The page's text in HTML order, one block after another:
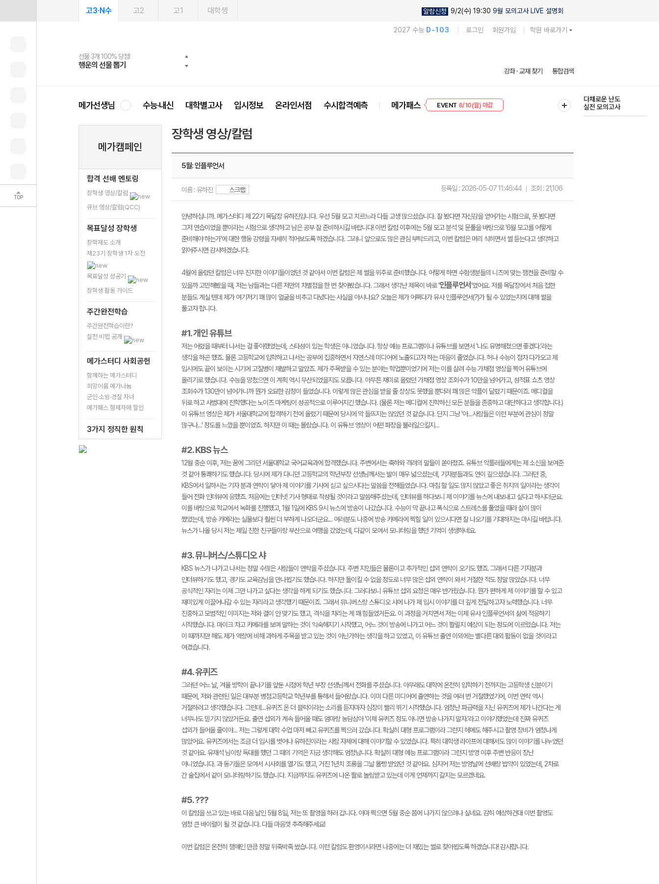
TOP
고3·N수 고2 고1 대학생 알람신청 9/2(수) 19:30 9월 모의고사 LIVE 설명회
2027 수능 D-103 로그인 회원가입 학원 바로가기
메가스터디
선물 3개 100% 당첨!
행운의 선물 뽑기
선물 100% 증정!
메가스터디 X 올리브
여름방학 스터디 캐시백
메가런 썸머스쿨
2027 러셀 단과
강사 공개선발
스마트러닝앱
설문 EVENT
메가패스
3일 무료 체험권
메가패스 수강생 무료혜택!
메가클럽 멤버십
사회공헌 캠페인
희망이룸 메가나눔
강좌 · 교재 찾기 통합검색
메가선생님 수능·내신 대학별고사 입시정보 온라인서점 수시합격예측 메가패스
EVENT 8/10(월) 마감
다채로운 난도
실전 모의고사
메가캠페인
합격 선배 멘토링
장학생 영상/칼럼
큐브 영상/칼럼(QCC)
목표달성 장학생
장학제도 소개
제23기 장학생 1차 도전
목표달성 성공기
장학생 활동 가이드
주간완전학습
주간완전학습이란?
실천 비법 공개
메가스터디 사회공헌
함께하는 메가스터디
희망이룸 메가나눔
군인·소방·경찰 자녀
메가패스 형제자매 할인
3가지 정직한 원칙
장학생 영상/칼럼
5월: 인플루언서
이름 : 유하진 스크랩 등록일 : 2026-05-07 11:46:44 조회 : 21,106
안녕하십니까. 메가스터디 제 22기 목달장 유하진입니다. 우선 5월 모고 치르느라 다들 고생 많으셨습니다. 잘 봤다면 자신감을 얻어가는 시험으로, 못 봤다면
그저 연습이었을 뿐이라는 시험으로 생각하고 남은 공부 잘 준비하시길 바랍니다! 이번 칼럼 이후에는 5월 모고 분석 및 문풀을 바탕으로 '6월 모고를 어떻게
준비해야 하는가'에 대한 행동 강령을 자세히 적어보도록 하겠습니다. 그러니 앞으로도 많은 관심 부탁드리고, 이번 칼럼은 머리 식히면서 썰 듣는다고 생각하고
읽어주시면 감사하겠습니다.
4월에 올렸던 칼럼은 너무 진지한 이야기들이었던 것 같아서 이번 칼럼은 제 썰을 위주로 준비했습니다. 어떻게 하면 수험생분들의 니즈에 맞는 잼컨을 준비할 수
있을까 고민해봤을 때, 저는 남들과는 다른 저만의 차별점을 한 번 찾아봤습니다. 그래서 생각난 제목이 바로 '인플루언서'였어요. 저를 목달장에서 처음 접한
분들도 계실 텐데 제가 여기저기 꽤 많이 얼굴을 비추고 다녔다는 사실을 아시나요? 오늘은 제가 어쩌다가 유사 인플루언서(?)가 될 수 있었는지에 대해 썰을
풀고자 합니다.
#1. 개인 유튜브
저는 어렸을 때부터 나서는 걸 좋아했었는데, 스타성이 있는 학생은 아니었습니다. 항상 예능 프로그램이나 유튜브를 보면서 '나도 유명해졌으면 좋겠다.'라는
생각을 하곤 했죠. 물론 고등학교에 입학하고 나서는 공부에 집중하면서 자연스레 미디어에 노출되고자 하는 마음이 줄었습니다. 허나 수능이 점차 다가오고 제
입시에도 끝이 보이는 시기에 고질병이 재발하고 말았죠. 제가 주목받을 수 있는 분야는 학업뿐이었기에 저는 이를 살려 수능 가채점 영상을 찍어 유튜브에
올리기로 했습니다. 수능을 망쳤으면 이 계획 역시 무산되었을지도 모릅니다. 아무튼 재미로 올렸던 가채점 영상 조회수가 10만을 넘어가고, 성적표 쇼츠 영상
조회수가 130만이 넘어가니까 뭔가 오묘한 감정이 들었습니다. 이렇게 많은 관심을 받을 줄 상상도 못했을 뿐더러 꽤 많은 악플이 달렸기 때문이죠. 메디컬을
뒤로 하고 사범대에 진학했다는 노이즈 마케팅이 성공적으로 이루어지긴 했습니다. (물론 저는 메디컬에 진학하신 모든 분들을 존중하고 대단하다고 생각합니다.)
이 유튜브 영상은 제가 서울대학교에 합격하기 전에 올렸기 때문에 당시에 막 들뜨지는 않았던 것 같습니다. 단지 그냥 '아...사람들은 이런 부분에 관심이 정말
많구나...' 정도를 느꼈을 뿐이었죠. 하지만 이 때는 몰랐습니다. 이 유튜브 영상이 어떤 파장을 불러일으킬지...
#2. KBS 뉴스
12월 중순 이후, 저는 꿈에 그리던 서울대학교 국어교육과에 합격했습니다. 주변에서는 축하와 격려의 말들이 쏟아졌죠. 유튜브 악플러들에게는 제 소신을 보여준
것 같아 통쾌하기도 했습니다. 당시에 제가 다니던 고등학교의 학년부장 선생님께서는 발이 매우 넓으셨는데, 기자분들과도 연이 깊으셨습니다. 그러던 중,
KBS에서 일하시는 기자 분과 연락이 닿아 제 이야기를 기사에 싣고 싶으시다는 말씀을 전해들었습니다. 마침 할 일도 많지 않았고 좋은 취지의 일이라는 생각이
들어 전화 인터뷰에 응했죠. 처음에는 인터넷 기사 형태로 작성될 것이라고 말씀해주셨는데, 인터뷰를 하다보니 제 이야기를 뉴스에 내보내고 싶다고 하시더군요.
이를 바탕으로 학교에서 녹화를 진행했고, 1월 1일에 KBS 9시 뉴스에 방송이 나갔습니다. 수능이 막 끝나고 폭식으로 스트레스를 풀었을 때라 살이 많이
쪘었는데, 방송 카메라는 실물보다 훨씬 더 부하게 나오더군요... 여러분도 나중에 방송 카메라에 찍힐 일이 있으시다면 잘 나오기를 기대하지는 마시길 바랍니다.
뉴스가 나올 당시 저는 제일 친한 친구들이랑 부산으로 여행을 갔었는데, 다같이 모여서 모니터링을 했던 기억이 생생하네요.
#3. 뮤니버스/스튜디오 샤
KBS 뉴스가 나가고 나서는 정말 수많은 사람들이 연락을 주셨습니다. 주변 지인들은 물론이고 추가적인 섭외 연락이 오기도 했죠. 그래서 다른 기자분과
인터뷰하기도 했고, 경기도 교육감님을 만나뵙기도 했습니다. 하지만 돌이킬 수 없을 정도로 너무 많은 섭외 연락이 와서 거절한 적도 정말 많았습니다. 너무
공식적인 자리는 이제 그만 나가고 싶다는 생각을 하게 되기도 했습니다. 그러다보니 유튜브 섭외 요청은 매우 반가웠습니다. 뭔가 편하게 제 이야기를 할 수 있고
재미있게 이끌어나갈 수 있는 자리라고 생각했기 때문이죠. 그래서 뮤니버스랑 스튜디오 샤에 나가 제 입시 이야기를 더 깊게 전달하고자 노력했습니다. 너무
진중하고 모범적인 이미지는 저와 결이 안 맞기도 했고, 격식을 차리는 게 꽤 힘들었거든요. 이 과정을 거치면서 저는 이제 유사 인플루언서의 삶에 적응하기
시작했습니다. 마이크 차고 카메라를 보며 말하는 것이 익숙해지기 시작했고, 어느 것이 방송에 나가고 어느 것이 짤릴지 예상이 되는 정도에 이르렀습니다. 저는
이 때까지만 해도 제가 역량에 비해 과하게 주목을 받고 있는 것이 아닌가하는 생각을 하고 있었고, 이 유튜브 출연 이외에는 별다른 대외 활동이 없을 것이라고
여겼습니다.
#4. 유퀴즈
그러던 어느 날, 겨울 방학이 끝나기를 앞둔 시점에 학년 부장 선생님께서 전화를 주셨습니다. 아무래도 대학에 온전히 입학하기 전까지는 고등학생 신분이기
때문에, 저와 관련된 일은 대부분 병점고등학교 학년부를 통해서 들어왔습니다. 이미 다른 미디어에 출연하는 것을 여러 번 거절했었기에, 이번 연락 역시
거절하려고 생각했습니다. 그런데...유퀴즈 온 더 블럭이라는 소리를 듣자마자 심장이 빨리 뛰기 시작했습니다. 엄청난 파급력을 지닌 유퀴즈에 제가 나간다는 게
너무나도 믿기지 않았거든요. 출연 섭외가 계속 들어올 때도 엄마랑 농담삼아 '이제 유퀴즈 정도 아니면 방송 나가지 말자.'라고 이야기했었는데 진짜 유퀴즈
섭외가 들어올 줄이야... 저는 그렇게 대학 수업 마저 빼고 유퀴즈를 찍으러 갔습니다. 확실히 대형 프로그램이라 그런지 헤메도 해주시고 촬영 장비가 엄청나게
많았어요. 유퀴즈에서는 조금 더 입시를 벗어나 유하진이라는 사람 자체에 대해 이야기할 수 있었습니다. 특히 대학생 라이프에 대해서도 많이 이야기를 나누었던
것 같아요. 유재석 님이랑 독대를 했던 그 때의 기억은 지금 생각해도 엄청납니다. 확실히 대형 예능 프로그램이라 그런지 방영 이후 주변 반응이 장난
아니었습니다. 과 동기들은 모여서 시사회를 열기도 했고, 거진 1년치 조롱을 그날 몰빵 받았던 것 같아요. 심지어 저는 방영날에 선배랑 밥약이 있었는데, 2차로
간 술집에서 같이 모니터링하기도 했습니다. 지금까지도 유퀴즈에 나온 짤로 놀림받고 있는데 이게 언제까지 갈지는 모르겠네요.
#5. ???
이 칼럼을 쓰고 있는 바로 다음 날인 5월 8일, 저는 또 촬영을 하러 갑니다. 아마 찍으면 5월 중순 쯤에 나가지 않으려나 싶네요. 감히 예상하건대 이번 촬영도
엄청 큰 바이럴이 될 것 같습니다. 다들 마음껏 추측해주세요!
이번 칼럼은 온전히 잼얘인 만큼 정말 뒤죽박죽 썼습니다. 이런 칼럼도 환영이시라면 나중에는 더 재밌는 썰로 찾아뵙도록 하겠습니다! 감사합니다.